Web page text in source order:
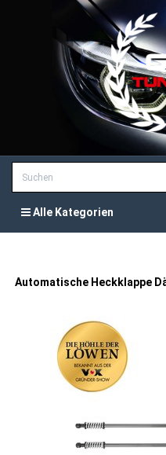
Alle Kategorien
Automatische Heckklappe